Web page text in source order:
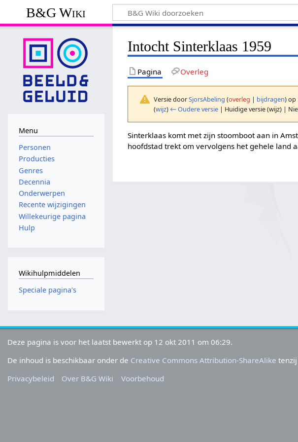
B&G Wiki
Intocht Sinterklaas 1959
Pagina Overleg
Versie doorSjorsAbeling (overleg | bijdragen)op
(wijz) ← Oudere versie | Huidige versie (wijz) |
Sinterklaas komt met zijn stoomboot aan in
hoofdstad trekt om vervolgens het gehele land
Menu
Personen
Producties
Genres
Decennia
Onderwerpen
Recente wijzigingen
Willekeurige pagina
Hulp
Wikihulpmiddelen
Speciale pagina's
Deze pagina is voor het laatst bewerkt op 12 okt 2011 om 06:29.
De inhoud is beschikbaar onder de Creative Commons Attribution-ShareAlike
Privacybeleid
Over B&G Wiki Voorbehoud